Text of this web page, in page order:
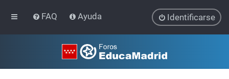
FAQ Ayuda Identificarse